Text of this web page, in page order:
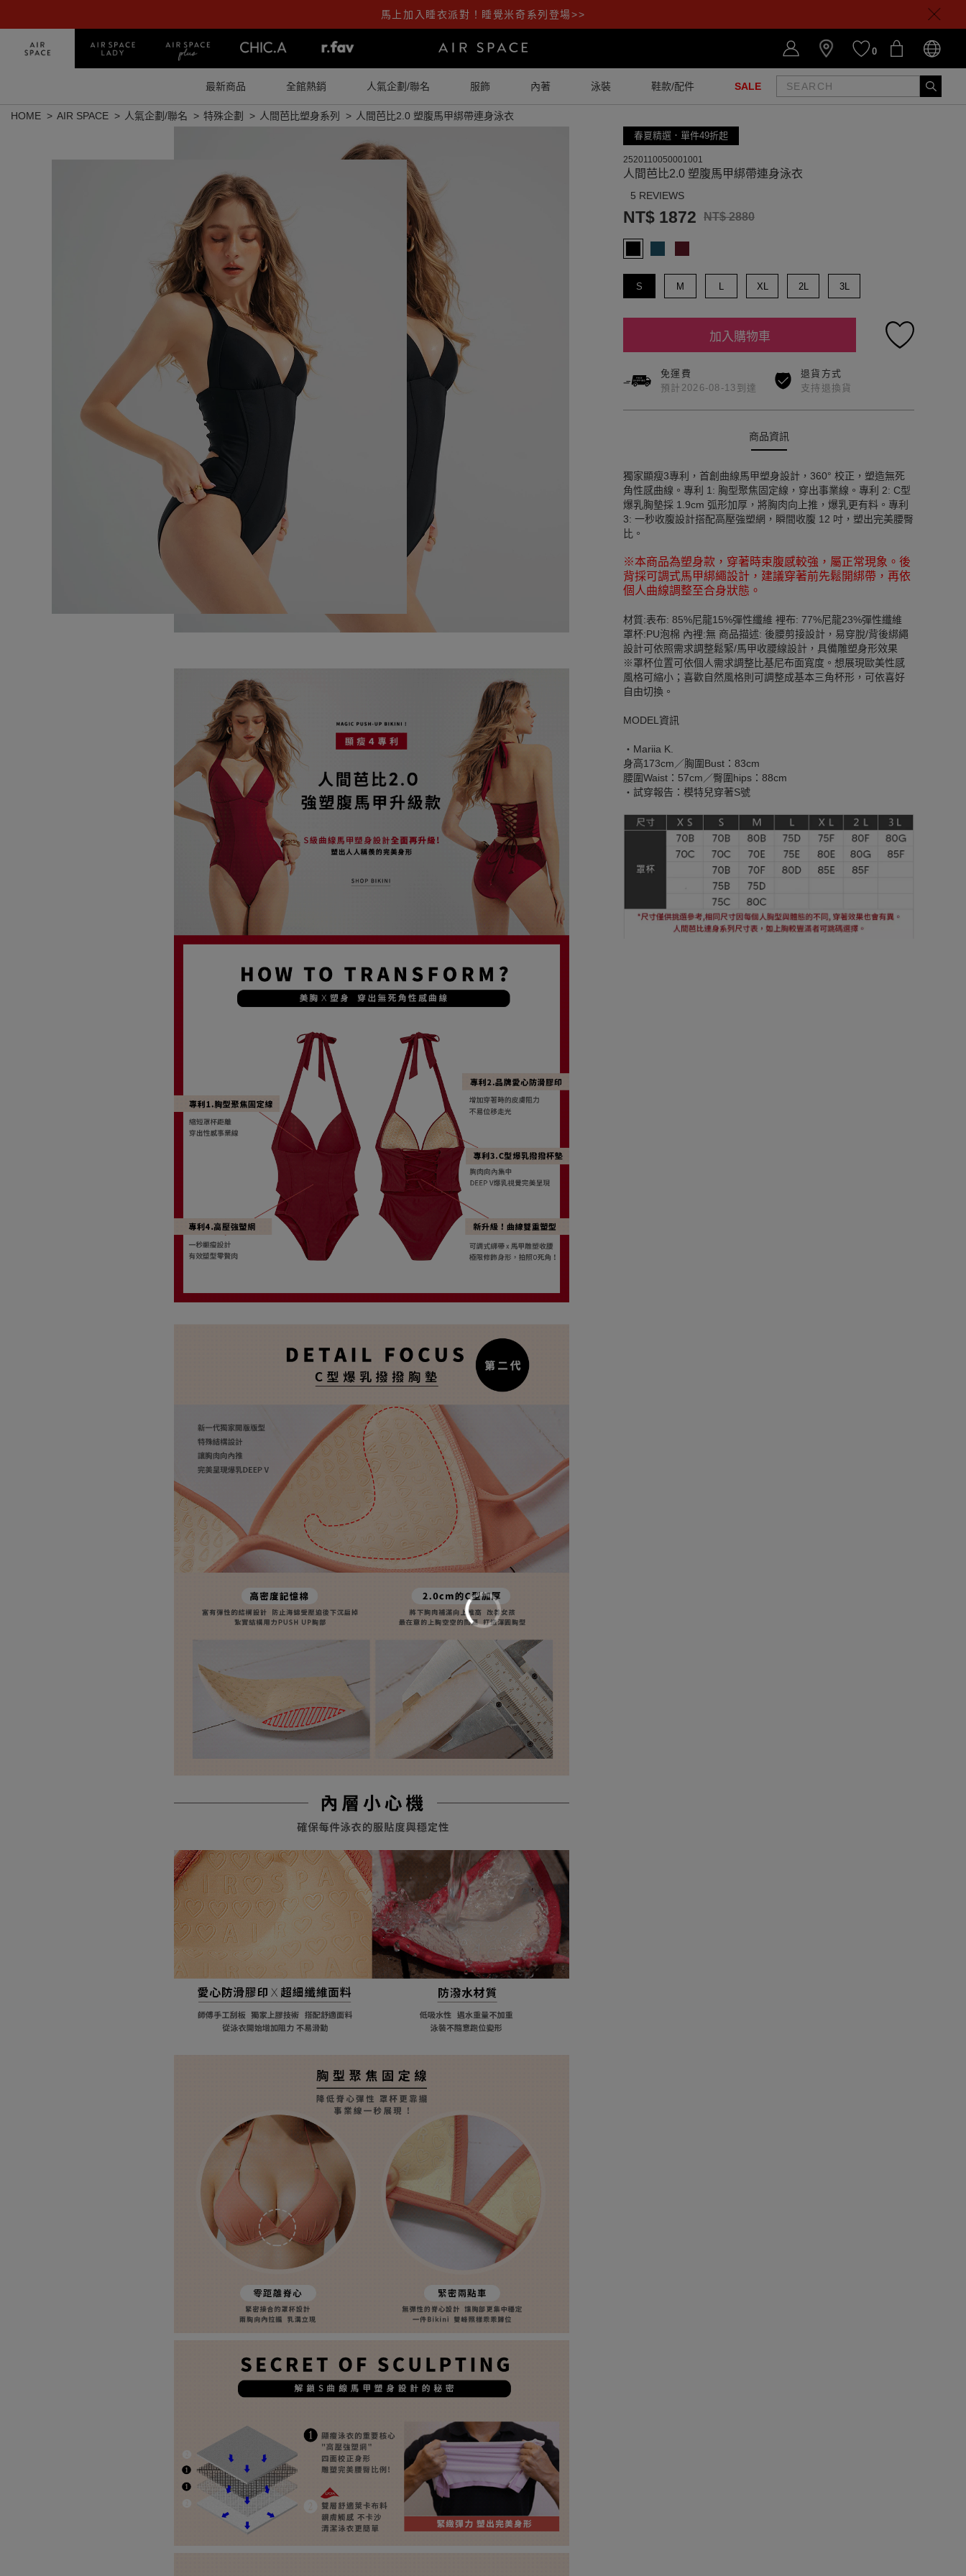
馬上加入睡衣派對！睡覺米奇系列登場>>
0
最新商品 全館熱銷 人氣企劃/聯名 服飾 內著 泳裝 鞋款/配件 SALE
HOME AIR SPACE 人氣企劃/聯名 特殊企劃 人間芭比塑身系列 人間芭比2.0 塑腹馬甲綁帶連身泳衣
春夏精選．單件49折起
2520110050001001
人間芭比2.0 塑腹馬甲綁帶連身泳衣
5 REVIEWS
NT$ 1872 NT$ 2880
S M L XL 2L 3L
加入購物車
免運費
預計2026-08-13到達
退貨方式
支持退換貨
商品資訊
獨家顯瘦3專利，首創曲線馬甲塑身設計，360° 校正，塑造無死
角性感曲線。專利 1: 胸型聚焦固定線，穿出事業線。專利 2: C型
爆乳胸墊採 1.9cm 弧形加厚，將胸肉向上推，爆乳更有料。專利
3: 一秒收腹設計搭配高壓強塑網，瞬間收腹 12 吋，塑出完美腰臀
比。
※本商品為塑身款，穿著時束腹感較強，屬正常現象。後
背採可調式馬甲綁繩設計，建議穿著前先鬆開綁帶，再依
個人曲線調整至合身狀態。
材質:表布: 85%尼龍15%彈性纖維 裡布: 77%尼龍23%彈性纖維
罩杯:PU泡棉 內裡:無 商品描述: 後腰剪接設計，易穿脫/背後綁繩
設計可依照需求調整鬆緊/馬甲收腰線設計，具備雕塑身形效果
※罩杯位置可依個人需求調整比基尼布面寬度。想展現歐美性感
風格可縮小；喜歡自然風格則可調整成基本三角杯形，可依喜好
自由切換。
MODEL資訊
‧Mariia K.
身高173cm／胸圍Bust：83cm
腰圍Waist：57cm／臀圍hips：88cm
‧試穿報告：模特兒穿著S號